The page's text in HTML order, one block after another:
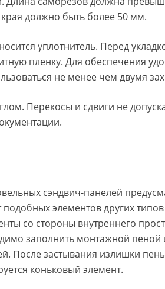
должно быть более 50 мм.
уплотнитель. Перед
пленку. Для обеспечения
не менее чем двумя
Перекосы и сдвиги не
сэндвич-панелей
элементов других
со стороны внутреннего
заполнить монтажной
После застывания излишки
коньковый элемент.